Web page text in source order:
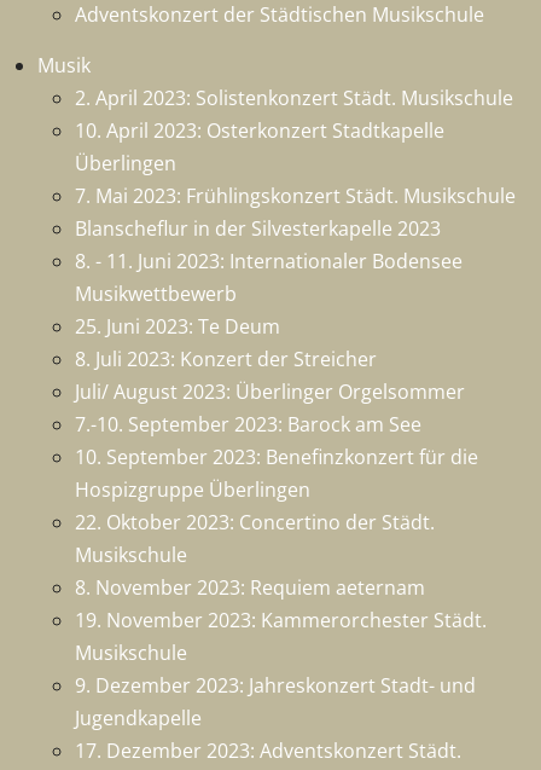
Adventskonzert der Städtischen Musikschule
Musik
2. April 2023: Solistenkonzert Städt. Musikschule
10. April 2023: Osterkonzert Stadtkapelle
Überlingen
7. Mai 2023: Frühlingskonzert Städt. Musikschule
Blanscheflur in der Silvesterkapelle 2023
8. - 11. Juni 2023: Internationaler Bodensee
Musikwettbewerb
25. Juni 2023: Te Deum
8. Juli 2023: Konzert der Streicher
Juli/ August 2023: Überlinger Orgelsommer
7.-10. September 2023: Barock am See
10. September 2023: Benefinzkonzert für die
Hospizgruppe Überlingen
22. Oktober 2023: Concertino der Städt.
Musikschule
8. November 2023: Requiem aeternam
19. November 2023: Kammerorchester Städt.
Musikschule
9. Dezember 2023: Jahreskonzert Stadt- und
Jugendkapelle
17. Dezember 2023: Adventskonzert Städt.